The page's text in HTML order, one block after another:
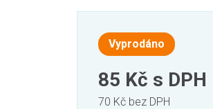
Vyprodáno
85 Kč s DPH
70 Kč bez DPH